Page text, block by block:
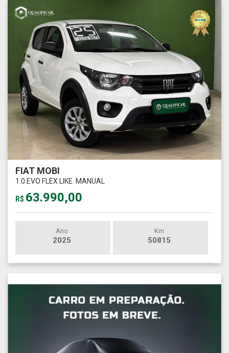
FIAT MOBI
1.0 EVO FLEX LIKE. MANUAL
R$ 63.990,00
Ano
2025
Km
50815